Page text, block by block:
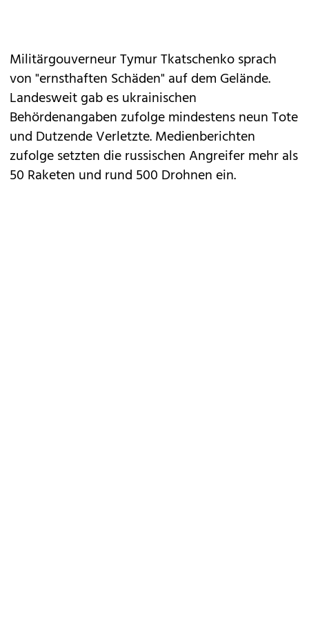
Militärgouverneur Tymur Tkatschenko sprach
von "ernsthaften Schäden" auf dem Gelände.
Landesweit gab es ukrainischen
Behördenangaben zufolge mindestens neun Tote
und Dutzende Verletzte. Medienberichten
zufolge setzten die russischen Angreifer mehr als
50 Raketen und rund 500 Drohnen ein.